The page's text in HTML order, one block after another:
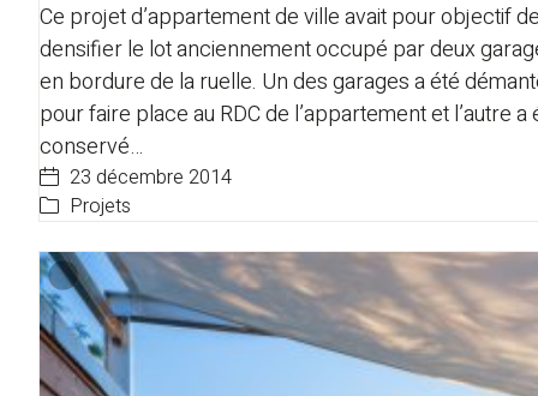
Ce projet d’appartement de ville avait pour objectif
densifier le lot anciennement occupé par deux
en bordure de la ruelle. Un des garages a été
pour faire place au RDC de l’appartement et l’autre a
conservé…
23 décembre 2014
Projets